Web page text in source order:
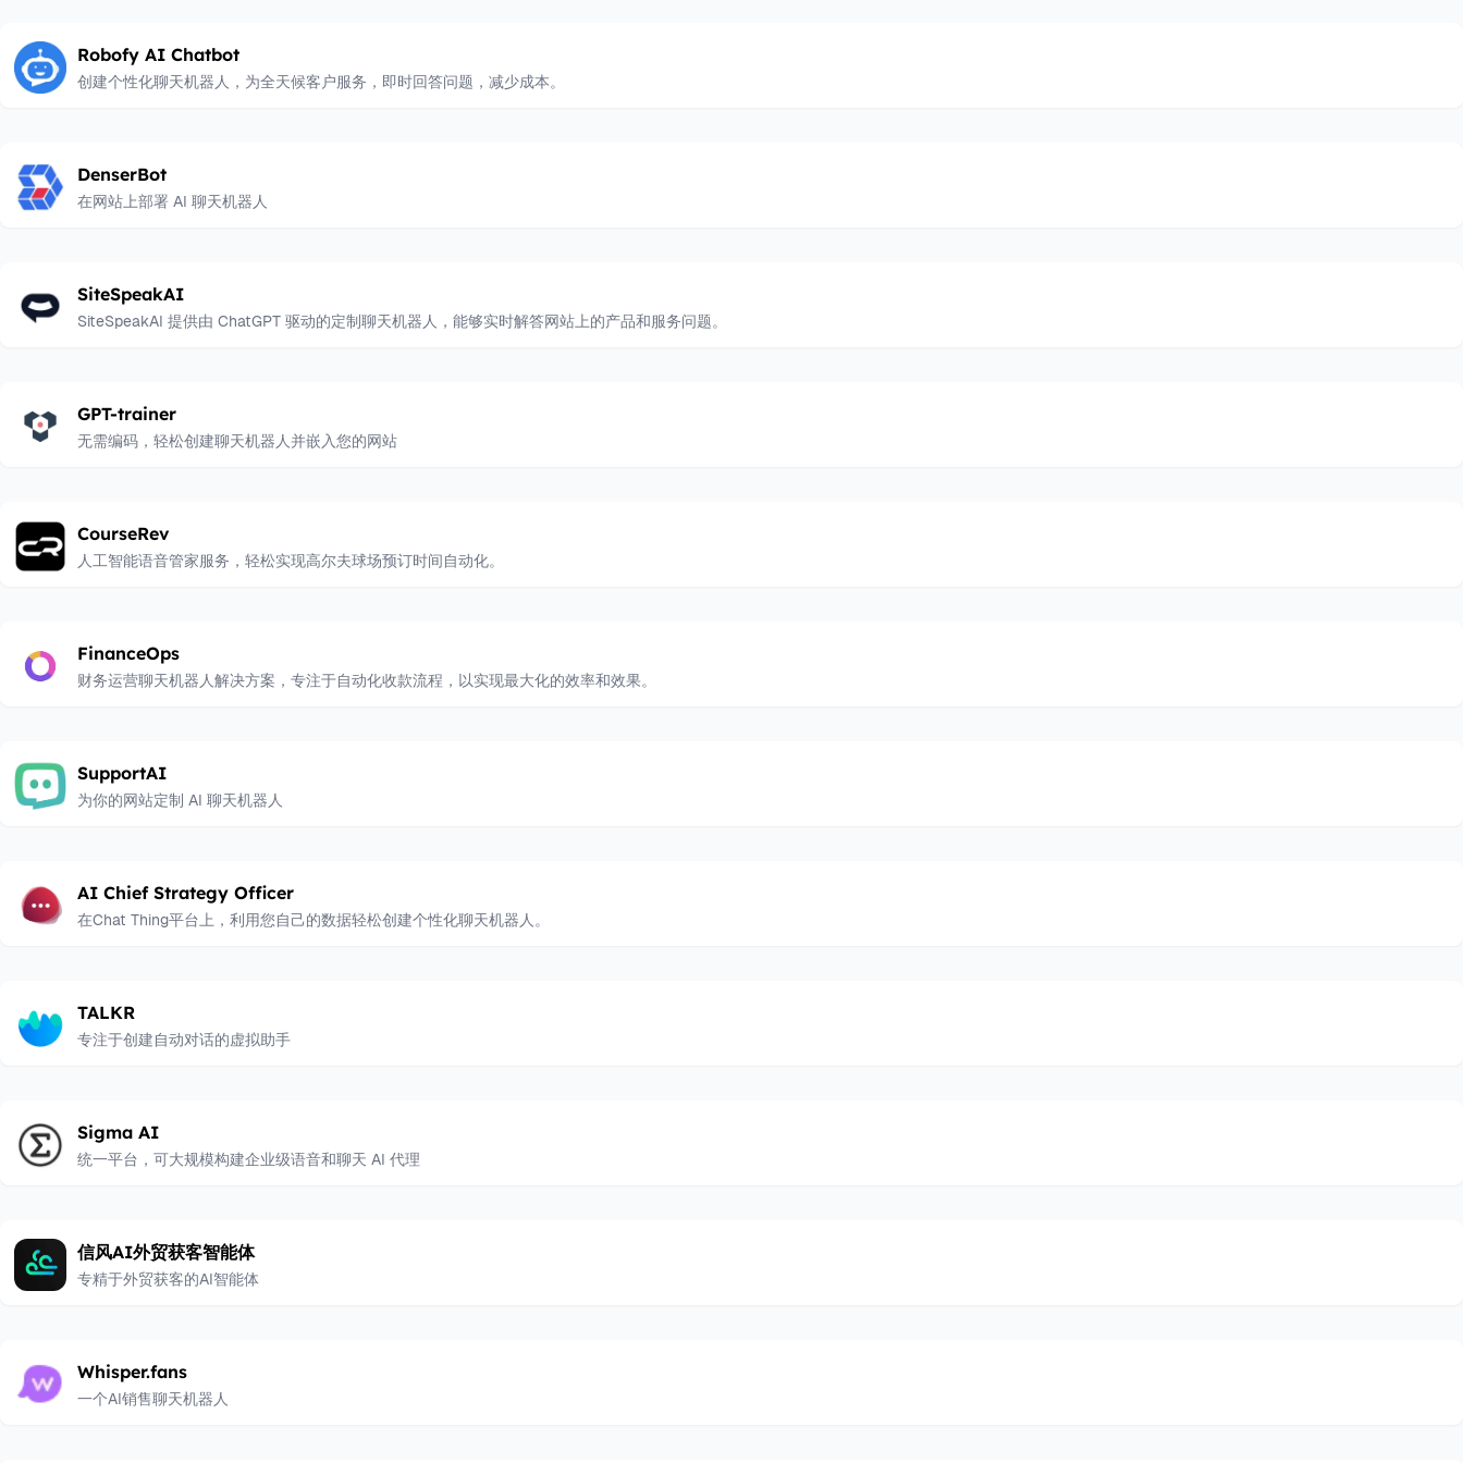
Robofy AI Chatbot
创建个性化聊天机器人，为全天候客户服务，即时回答问题，减少成本。
DenserBot
在网站上部署 AI 聊天机器人
SiteSpeakAI
SiteSpeakAI 提供由 ChatGPT 驱动的定制聊天机器人，能够实时解答网站上的产品和服务问题。
GPT-trainer
无需编码，轻松创建聊天机器人并嵌入您的网站
CourseRev
人工智能语音管家服务，轻松实现高尔夫球场预订时间自动化。
FinanceOps
财务运营聊天机器人解决方案，专注于自动化收款流程，以实现最大化的效率和效果。
SupportAI
为你的网站定制 AI 聊天机器人
AI Chief Strategy Officer
在Chat Thing平台上，利用您自己的数据轻松创建个性化聊天机器人。
TALKR
专注于创建自动对话的虚拟助手
Sigma AI
统一平台，可大规模构建企业级语音和聊天 AI 代理
信风AI外贸获客智能体
专精于外贸获客的AI智能体
Whisper.fans
一个AI销售聊天机器人